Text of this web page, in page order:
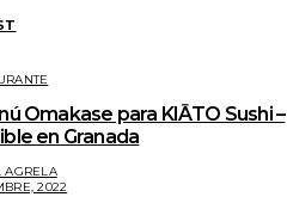
Omakase para KIĀTO Sushi –
en Granada
AGRELA
2022